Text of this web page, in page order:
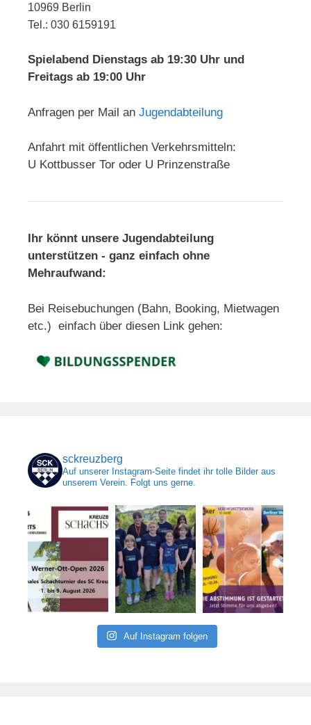
10969 Berlin
Tel.: 030 6159191
Spielabend Dienstags ab 19:30 Uhr und
Freitags ab 19:00 Uhr
Anfragen per Mail an Jugendabteilung
Anfahrt mit öffentlichen Verkehrsmitteln:
U Kottbusser Tor oder U Prinzenstraße
Ihr könnt unsere Jugendabteilung
unterstützen - ganz einfach ohne
Mehraufwand:
Bei Reisebuchungen (Bahn, Booking, Mietwagen
etc.) einfach über diesen Link gehen:
sckreuzberg
Auf unserer Instagram-Seite findet ihr tolle Bilder aus
unserem Verein. Folgt uns gerne.
Auf Instagram folgen